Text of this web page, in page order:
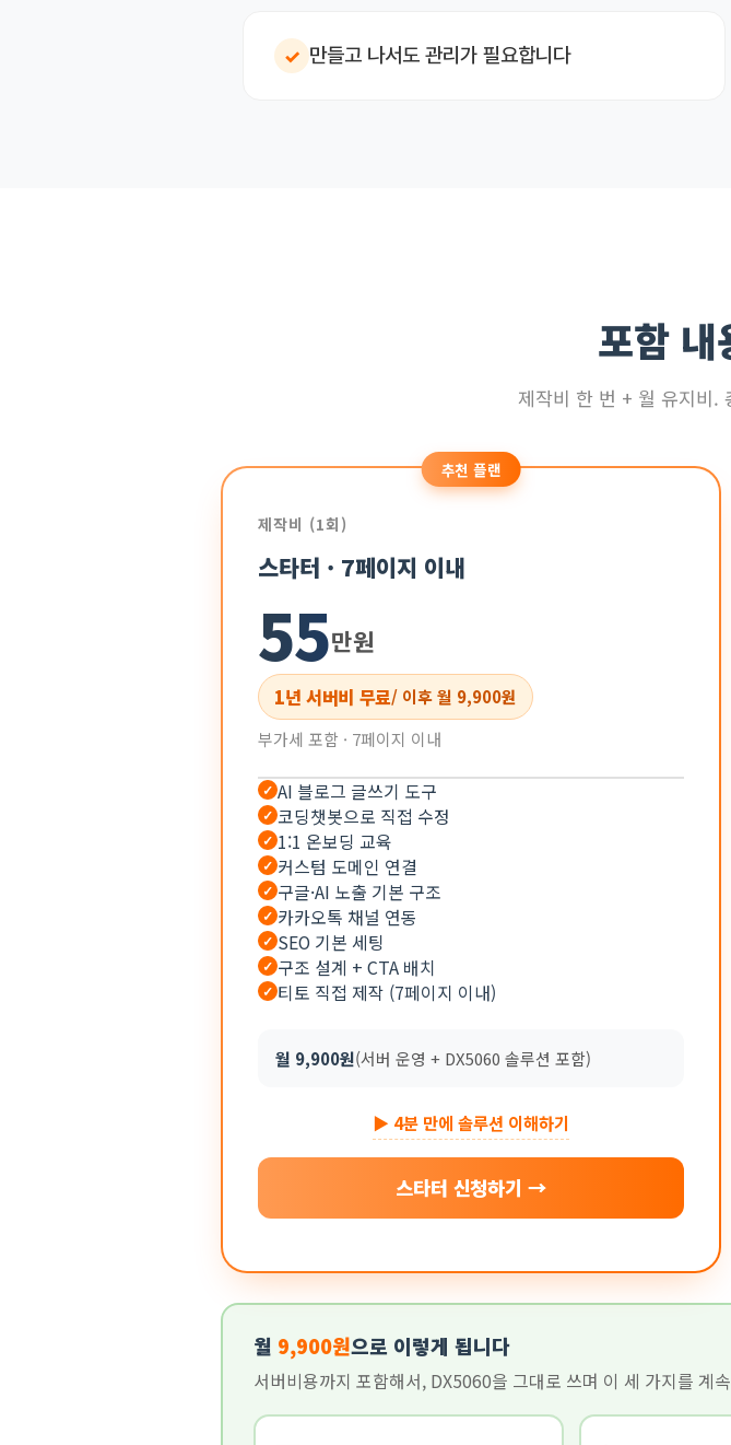
✓ 만들고 나서도 관리가 필요합니다
포함 내
제작비 한 번 + 월 유지비.
추천 플랜
제작비 (1회)
스타터 · 7페이지 이내
55만원
1년 서버비 무료/ 이후 월 9,900원
부가세 포함 · 7페이지 이내
✓ AI 블로그 글쓰기 도구
✓ 코딩챗봇으로 직접 수정
✓ 1:1 온보딩 교육
✓ 커스텀 도메인 연결
✓ 구글·AI 노출 기본 구조
✓ 카카오톡 채널 연동
✓ SEO 기본 세팅
✓ 구조 설계 + CTA 배치
✓ 티토 직접 제작 (7페이지 이내)
월 9,900원(서버 운영 + DX5060 솔루션 포함)
▶ 4분 만에 솔루션 이해하기
스타터 신청하기 →
월 9,900원으로 이렇게 됩니다
서버비용까지 포함해서, DX5060을 그대로 쓰며 이 세 가지를 계